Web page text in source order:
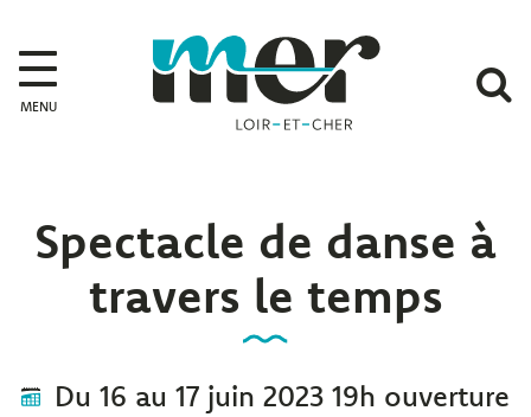
MENU
Spectacle de danse à
travers le temps
Du 16 au 17 juin 2023 19h ouverture